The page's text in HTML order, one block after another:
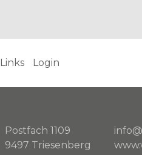
Links Login
Postfach 1109
9497 Triesenberg